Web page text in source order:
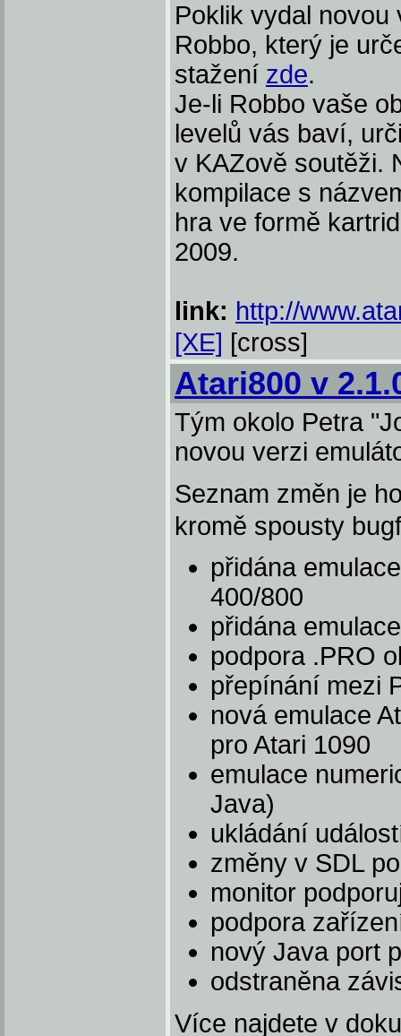
Poklik vydal
Robbo, který je
stažení zde.
Je-li Robbo vaše
levelů vás baví,
v KAZově soutěži.
kompilace s
hra ve formě
2009.
link: http://
[XE] [cross]
Atari800 v
Tým okolo Petra
novou verzi
Seznam změn je
kromě spousty
přidána
400/800
přidána
podpora .PRO
přepínání mezi
nová emulace
pro Atari 1090
emulace
Java)
ukládání
změny v SDL
monitor
podpora
nový Java port
odstraněna
Více najdete v